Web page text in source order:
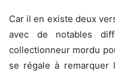
Car il en existe deux
avec de notables
collectionneur mordu
se régale à remarquer